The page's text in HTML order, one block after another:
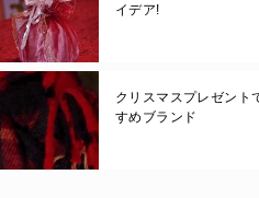
イデア!
クリスマスプレゼント
すめブランド